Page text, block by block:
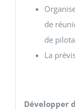
de
de
La
Développer